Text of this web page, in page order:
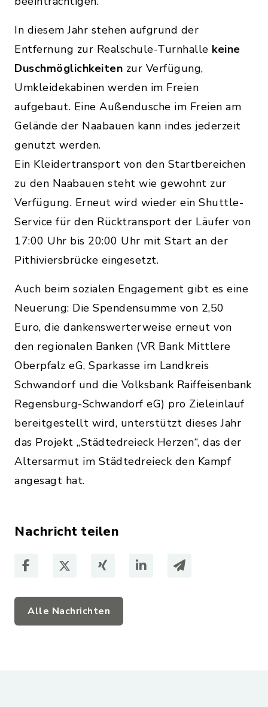
In diesem Jahr stehen aufgrund der
Entfernung zur Realschule-Turnhalle keine
Duschmöglichkeiten zur Verfügung,
Umkleidekabinen werden im Freien
aufgebaut. Eine Außendusche im Freien am
Gelände der Naabauen kann indes jederzeit
genutzt werden.
Ein Kleidertransport von den Startbereichen
zu den Naabauen steht wie gewohnt zur
Verfügung. Erneut wird wieder ein Shuttle-
Service für den Rücktransport der Läufer von
17:00 Uhr bis 20:00 Uhr mit Start an der
Pithiviersbrücke eingesetzt.
Auch beim sozialen Engagement gibt es eine
Neuerung: Die Spendensumme von 2,50
Euro, die dankenswerterweise erneut von
den regionalen Banken (VR Bank Mittlere
Oberpfalz eG, Sparkasse im Landkreis
Schwandorf und die Volksbank Raiffeisenbank
Regensburg-Schwandorf eG) pro Zieleinlauf
bereitgestellt wird, unterstützt dieses Jahr
das Projekt „Städtedreieck Herzen“, das der
Altersarmut im Städtedreieck den Kampf
angesagt hat.
Nachricht teilen
Alle Nachrichten